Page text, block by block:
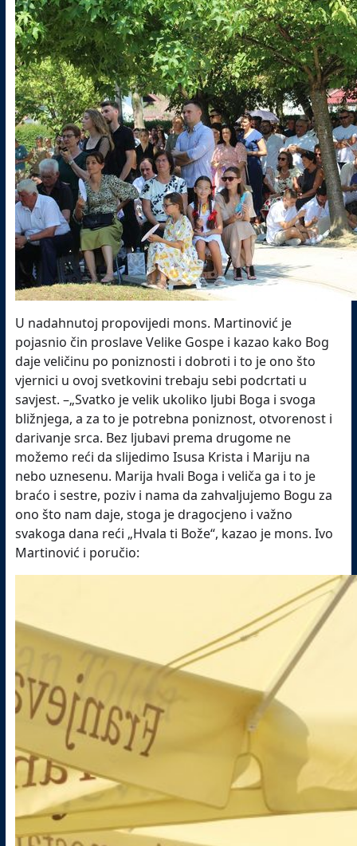
U nadahnutoj propovijedi mons. Martinović je
pojasnio čin proslave Velike Gospe i kazao kako Bog
daje veličinu po poniznosti i dobroti i to je ono što
vjernici u ovoj svetkovini trebaju sebi podcrtati u
savjest. –„Svatko je velik ukoliko ljubi Boga i svoga
bližnjega, a za to je potrebna poniznost, otvorenost i
darivanje srca. Bez ljubavi prema drugome ne
možemo reći da slijedimo Isusa Krista i Mariju na
nebo uznesenu. Marija hvali Boga i veliča ga i to je
braćo i sestre, poziv i nama da zahvaljujemo Bogu za
ono što nam daje, stoga je dragocjeno i važno
svakoga dana reći „Hvala ti Bože“, kazao je mons. Ivo
Martinović i poručio: